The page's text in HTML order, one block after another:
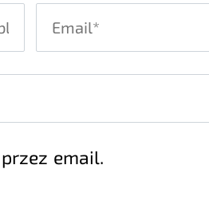
email.